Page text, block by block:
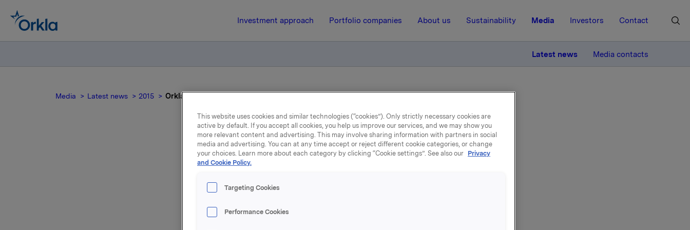
Investment approach Portfolio companies About us Sustainability Media Investors Contact
Latest news Media contacts
Media Latest news 2015 Orkla ASA: Invitasjon til presentasjon av Orklas resultater for 3. kvartal 2015 fredag 30. oktober
16 October 2015, 8:00 | Regulatory information
Orkla ASA: Invitasjon til
presentasjon av Orklas resultater
for 3. kvartal 2015 fredag 30.
This website uses cookies and similar technologies (“cookies”). Only strictly necessary cookies are
active by default. If you accept all cookies, you help us improve our services, and we may show you
more relevant content and advertising. This may involve sharing information with partners in social
media and advertising. You can at any time accept or reject different cookie categories, or change
your choices. Learn more about each category by clicking “Cookie settings”. See also our Privacy
and Cookie Policy.
Targeting Cookies
Performance Cookies